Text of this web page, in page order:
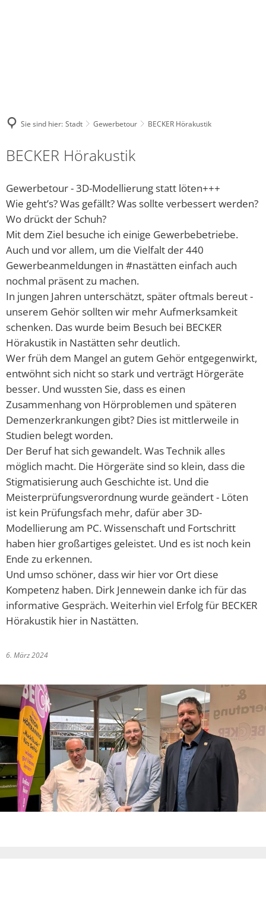
Friedhof
Gewerbetour
Bürgerservice online - Satzungen,
Grillhütte Hungerschied
Evangelische Gemeindebücherei
Veranstaltungen
Unsere Bienenhoheiten
Waldschwimmbad
Vielfalt Rhein-Lahn-Limes
Blaumachen
Freies WLAN
Vereine
Nastätten-App
Sie sind hier: Stadt Gewerbetour BECKER Hörakustik
BECKER Hörakustik
Gewerbetour - 3D-Modellierung statt löten+++
Wie geht’s? Was gefällt? Was sollte verbessert werden?
Wo drückt der Schuh?
Mit dem Ziel besuche ich einige Gewerbebetriebe.
Auch und vor allem, um die Vielfalt der 440
Gewerbeanmeldungen in #nastätten einfach auch
nochmal präsent zu machen.
In jungen Jahren unterschätzt, später oftmals bereut -
unserem Gehör sollten wir mehr Aufmerksamkeit
schenken. Das wurde beim Besuch bei BECKER
Hörakustik in Nastätten sehr deutlich.
Wer früh dem Mangel an gutem Gehör entgegenwirkt,
entwöhnt sich nicht so stark und verträgt Hörgeräte
besser. Und wussten Sie, dass es einen
Zusammenhang von Hörproblemen und späteren
Demenzerkrankungen gibt? Dies ist mittlerweile in
Studien belegt worden.
Der Beruf hat sich gewandelt. Was Technik alles
möglich macht. Die Hörgeräte sind so klein, dass die
Stigmatisierung auch Geschichte ist. Und die
Meisterprüfungsverordnung wurde geändert - Löten
ist kein Prüfungsfach mehr, dafür aber 3D-
Modellierung am PC. Wissenschaft und Fortschritt
haben hier großartiges geleistet. Und es ist noch kein
Ende zu erkennen.
Und umso schöner, dass wir hier vor Ort diese
Kompetenz haben. Dirk Jennewein danke ich für das
informative Gespräch. Weiterhin viel Erfolg für BECKER
Hörakustik hier in Nastätten.
6. März 2024